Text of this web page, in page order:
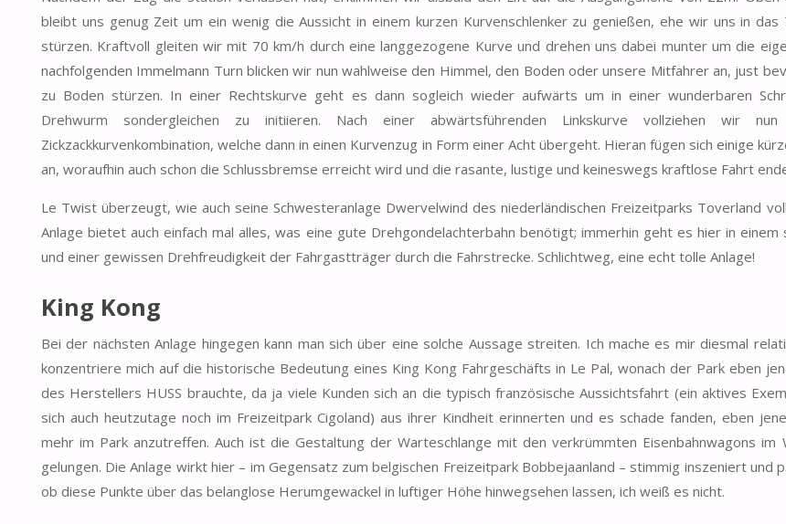
bleibt uns genug Zeit um ein wenig die Aussicht in einem kurzen Kurvenschlenker zu genießen, ehe wir uns in das
stürzen. Kraftvoll gleiten wir mit 70 km/h durch eine langgezogene Kurve und drehen uns dabei munter um die
nachfolgenden Immelmann Turn blicken wir nun wahlweise den Himmel, den Boden oder unsere Mitfahrer an, just
zu Boden stürzen. In einer Rechtskurve geht es dann sogleich wieder aufwärts um in einer wunderbaren
Drehwurm sondergleichen zu initiieren. Nach einer abwärtsführenden Linkskurve vollziehen wir
Zickzackkurvenkombination, welche dann in einen Kurvenzug in Form einer Acht übergeht. Hieran fügen sich einige
an, woraufhin auch schon die Schlussbremse erreicht wird und die rasante, lustige und keineswegs kraftlose Fahrt
Le Twist überzeugt, wie auch seine Schwesteranlage Dwervelwind des niederländischen Freizeitparks Toverland
Anlage bietet auch einfach mal alles, was eine gute Drehgondelachterbahn benötigt; immerhin geht es hier in einem
und einer gewissen Drehfreudigkeit der Fahrgastträger durch die Fahrstrecke. Schlichtweg, eine echt tolle Anlage!
King Kong
Bei der nächsten Anlage hingegen kann man sich über eine solche Aussage streiten. Ich mache es mir diesmal
konzentriere mich auf die historische Bedeutung eines King Kong Fahrgeschäfts in Le Pal, wonach der Park eben
des Herstellers HUSS brauchte, da ja viele Kunden sich an die typisch französische Aussichtsfahrt (ein aktives
sich auch heutzutage noch im Freizeitpark Cigoland) aus ihrer Kindheit erinnerten und es schade fanden, eben
mehr im Park anzutreffen. Auch ist die Gestaltung der Warteschlange mit den verkrümmten Eisenbahnwagons im
gelungen. Die Anlage wirkt hier – im Gegensatz zum belgischen Freizeitpark Bobbejaanland – stimmig inszeniert und
ob diese Punkte über das belanglose Herumgewackel in luftiger Höhe hinwegsehen lassen, ich weiß es nicht.